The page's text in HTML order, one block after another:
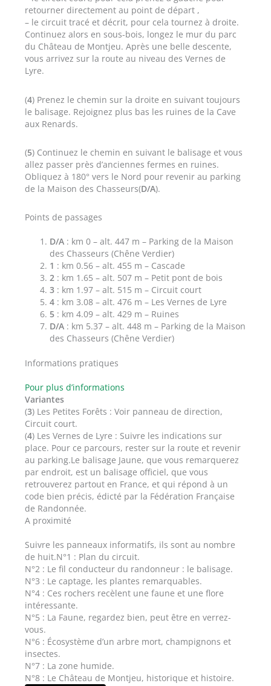
retourner directement au point de départ ,
– le circuit tracé et décrit, pour cela tournez à droite.
Continuez alors en sous-bois, longez le mur du parc
du Château de Montjeu. Après une belle descente,
vous arrivez sur la route au niveau des Vernes de
Lyre.
(4) Prenez le chemin sur la droite en suivant toujours
le balisage. Rejoignez plus bas les ruines de la Cave
aux Renards.
(5) Continuez le chemin en suivant le balisage et vous
allez passer près d’anciennes fermes en ruines.
Obliquez à 180° vers le Nord pour revenir au parking
de la Maison des Chasseurs(D/A).
Points de passages
D/A: km 0 – alt. 447 m – Parking de la Maison
des Chasseurs (Chêne Verdier)
1 : km 0.56 – alt. 455 m – Cascade
2: km 1.65 – alt. 507 m – Petit pont de bois
3: km 1.97 – alt. 515 m – Circuit court
4: km 3.08 – alt. 476 m – Les Vernes de Lyre
5: km 4.09 – alt. 429 m – Ruines
D/A: km 5.37 – alt. 448 m – Parking de la Maison
des Chasseurs (Chêne Verdier)
Informations pratiques
Pour plus d’informations
Variantes
(3) Les Petites Forêts : Voir panneau de direction,
Circuit court.
(4) Les Vernes de Lyre : Suivre les indications sur
place. Pour ce parcours, rester sur la route et revenir
au parking.Le balisage Jaune, que vous remarquerez
par endroit, est un balisage officiel, que vous
retrouverez partout en France, et qui répond à un
code bien précis, édicté par la Fédération Française
de Randonnée.
A proximité
Suivre les panneaux informatifs, ils sont au nombre
de huit.N°1 : Plan du circuit.
N°2 : Le fil conducteur du randonneur : le balisage.
N°3 : Le captage, les plantes remarquables.
N°4 : Ces rochers recèlent une faune et une flore
intéressante.
N°5 : La Faune, regardez bien, peut être en verrez-
vous.
N°6 : Écosystème d’un arbre mort, champignons et
insectes.
N°7 : La zone humide.
N°8 : Le Château de Montjeu, historique et histoire.